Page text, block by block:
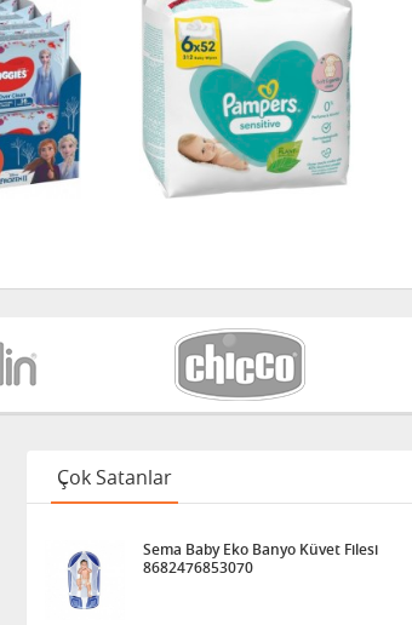
Çok Satanlar
Sema Baby Eko Banyo Küvet Filesi
8682476853070